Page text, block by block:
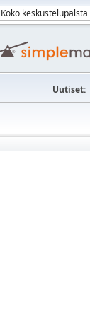
Uutiset: